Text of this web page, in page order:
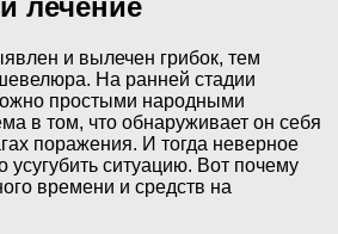
лечение
и вылечен грибок, тем
На ранней стадии
простыми народными
в том, что обнаруживает он себя
поражения. И тогда неверное
усугубить ситуацию. Вот почему
времени и средств на